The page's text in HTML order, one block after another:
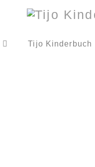
Tijo Kinderbuch